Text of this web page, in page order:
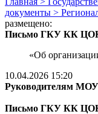
документы >
размещено:
Письмо ГКУ КК
«Об
10.04.2026 15:20
Руководителям
Письмо ГКУ КК ЦОКО